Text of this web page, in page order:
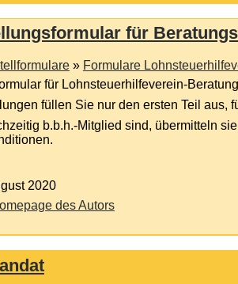
für
» Formulare
für Lohnsteuerhilfeverein-
füllen Sie nur den ersten Teil aus,
b.b.h.-Mitglied sind, übermitteln
2020